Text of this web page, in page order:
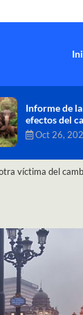
Comisión de
Climático
climática del
Dic 16,
víctima del